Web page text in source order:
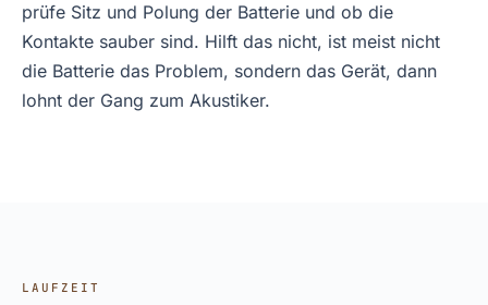
prüfe Sitz und Polung der Batterie und ob die
Kontakte sauber sind. Hilft das nicht, ist meist nicht
die Batterie das Problem, sondern das Gerät, dann
lohnt der Gang zum Akustiker.
LAUFZEIT